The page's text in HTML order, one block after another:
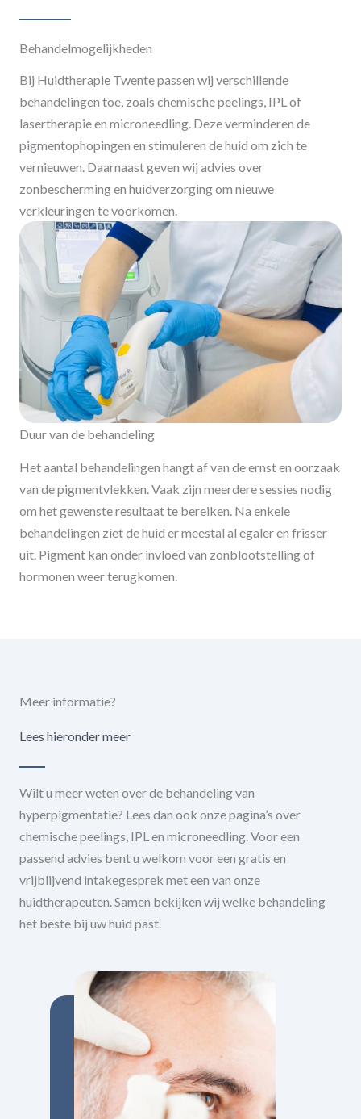
Behandelmogelijkheden
Bij Huidtherapie Twente passen wij verschillende
behandelingen toe, zoals chemische peelings, IPL of
lasertherapie en microneedling. Deze verminderen de
pigmentophopingen en stimuleren de huid om zich te
vernieuwen. Daarnaast geven wij advies over
zonbescherming en huidverzorging om nieuwe
verkleuringen te voorkomen.
Duur van de behandeling
Het aantal behandelingen hangt af van de ernst en oorzaak
van de pigmentvlekken. Vaak zijn meerdere sessies nodig
om het gewenste resultaat te bereiken. Na enkele
behandelingen ziet de huid er meestal al egaler en frisser
uit. Pigment kan onder invloed van zonblootstelling of
hormonen weer terugkomen.
Meer informatie?
Lees hieronder meer
Wilt u meer weten over de behandeling van
hyperpigmentatie? Lees dan ook onze pagina’s over
chemische peelings, IPL en microneedling. Voor een
passend advies bent u welkom voor een gratis en
vrijblijvend intakegesprek met een van onze
huidtherapeuten. Samen bekijken wij welke behandeling
het beste bij uw huid past.